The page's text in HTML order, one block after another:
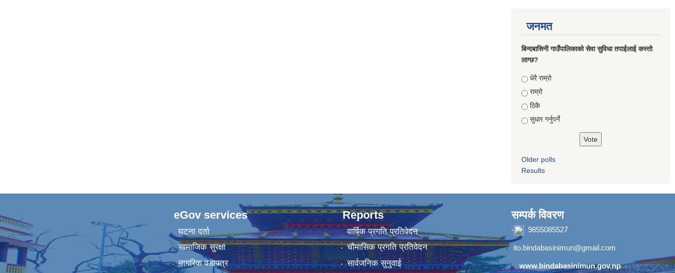
जनमत
बिन्दबासिनी गाउँपालिकाको सेवा सुविधा तपाईलाई कस्तो
लाग्छ?
Choices
धेरै राम्रो
राम्रो
ठिकै
सुधार गर्नुपर्ने
Older polls
Results
eGov services
घटना दर्ता
सामाजिक सुरक्षा
नागरिक वडापत्र
Reports
वार्षिक प्रगति प्रतिवेदन
चौमासिक प्रगति प्रतिवेदन
सार्वजनिक सुनुवाई
सम्पर्क विवरण
- 9855085527
ito.bindabasinimun@gmail.com
www.bindabasinimun.gov.np